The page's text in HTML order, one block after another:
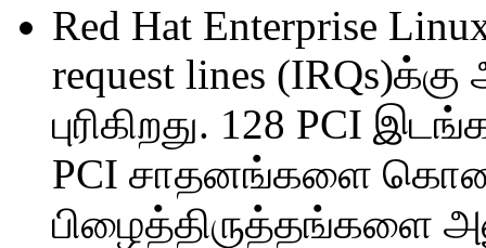
Red Hat Enterprise
request lines
புரிகிறது. 128 PCI
PCI சாதனங்களை
பிழைத்திருத்தங்களை